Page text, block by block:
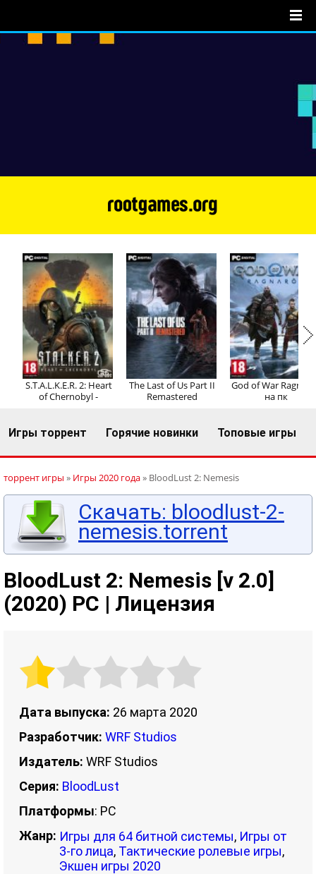
Регистрация Вход
S.T.A.L.K.E.R. 2: Heart
of Chernobyl -
The Last of Us Part II
Remastered
God of War
на пк
Игры торрент Горячие новинки Топовые игры
торрент игры » Игры 2020 года» BloodLust 2: Nemesis
Скачать: bloodlust-2-
nemesis.torrent
BloodLust 2: Nemesis [v 2.0]
(2020) PC | Лицензия
Дата выпуска: 26 марта 2020
Разработчик: WRF Studios
Издатель: WRF Studios
Серия: BloodLust
Платформы: PC
Жанр: Игры для 64 битной системы, Игры от
3-го лица, Тактические ролевые игры,
Экшен игры 2020